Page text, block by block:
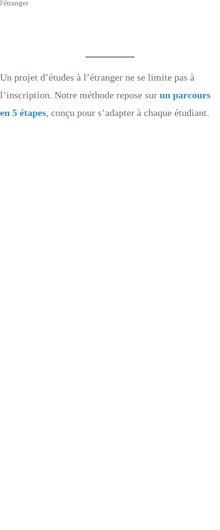
Un projet d’études à l’étranger ne se limite pas à
l’inscription. Notre méthode repose sur un parcours
en 5 étapes, conçu pour s’adapter à chaque étudiant.